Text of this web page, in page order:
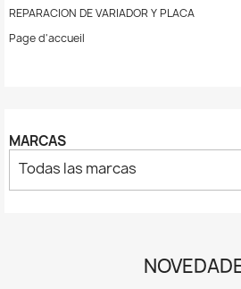
REPARACION DE VARIADOR Y PLACA
Page d'accueil
MARCAS
Todas las marcas